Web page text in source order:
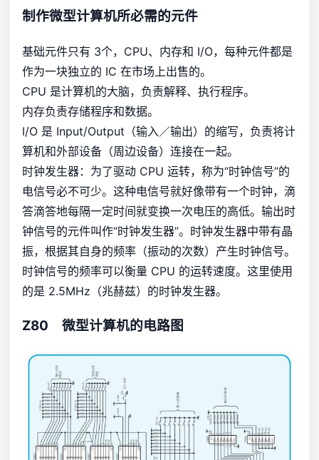
制作微型计算机所必需的元件
基础元件只有 3个，CPU、内存和 I/O，每种元件都是
作为一块独立的 IC 在市场上出售的。
CPU 是计算机的大脑，负责解释、执行程序。
内存负责存储程序和数据。
I/O 是 Input/Output（输入／输出）的缩写，负责将计
算机和外部设备（周边设备）连接在一起。
时钟发生器：为了驱动 CPU 运转，称为“时钟信号”的
电信号必不可少。这种电信号就好像带有一个时钟，滴
答滴答地每隔一定时间就变换一次电压的高低。输出时
钟信号的元件叫作“时钟发生器”。时钟发生器中带有晶
振，根据其自身的频率（振动的次数）产生时钟信号。
时钟信号的频率可以衡量 CPU 的运转速度。这里使用
的是 2.5MHz（兆赫兹）的时钟发生器。
Z80 微型计算机的电路图